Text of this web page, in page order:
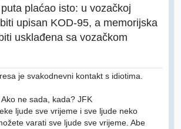
plaćao isto: u vozačkoj
upisan KOD-95, a memorijska
usklađena sa vozačkom
je svakodnevni kontakt s idiotima.
ne sada, kada? JFK
ljude sve vrijeme i sve ljude neko
varati sve ljude sve vrijeme. Abe